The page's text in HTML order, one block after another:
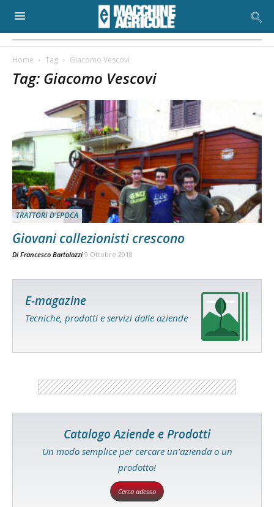
Home Tag Giacomo Vescovi
Tag: Giacomo Vescovi
TRATTORI D'EPOCA
Giovani collezionisti crescono
Di Francesco Bartolozzi 9 Ottobre 2018
E-magazine
Tecniche, prodotti e servizi dalle aziende
Catalogo Aziende e Prodotti
Un modo semplice per cercare un'azienda o un
prodotto!
Cerca adesso